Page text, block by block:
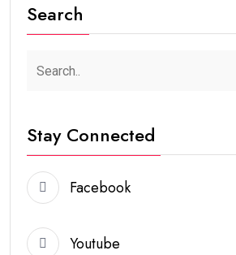
Search
Stay Connected
Facebook
Youtube